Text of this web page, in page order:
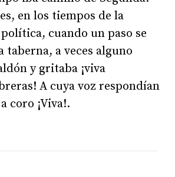
en los tiempos de la
cuando un paso se
taberna, a veces alguno
y gritaba ¡viva
A cuya voz respondían
coro ¡Viva!.